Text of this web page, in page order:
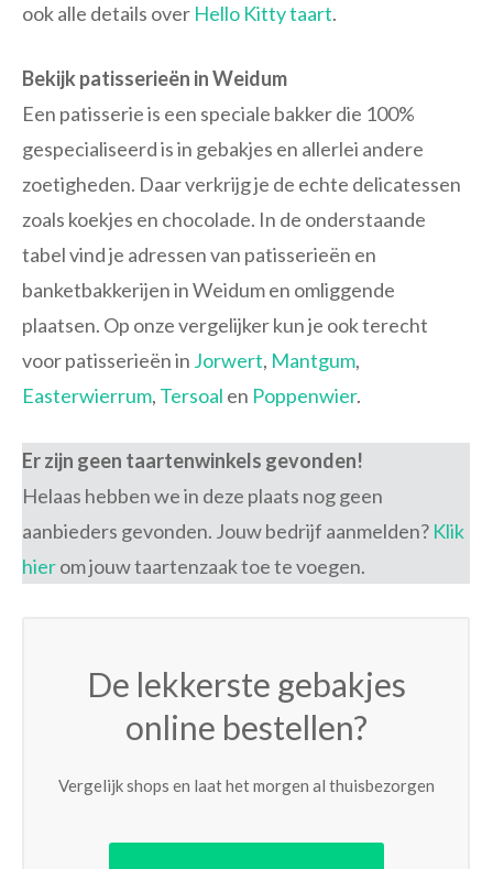
ook alle details over Hello Kitty taart.
Bekijk patisserieën in Weidum
Een patisserie is een speciale bakker die 100%
gespecialiseerd is in gebakjes en allerlei andere
zoetigheden. Daar verkrijg je de echte delicatessen
zoals koekjes en chocolade. In de onderstaande
tabel vind je adressen van patisserieën en
banketbakkerijen in Weidum en omliggende
plaatsen. Op onze vergelijker kun je ook terecht
voor patisserieën in Jorwert, Mantgum,
Easterwierrum, Tersoal en Poppenwier.
Er zijn geen taartenwinkels gevonden!
Helaas hebben we in deze plaats nog geen
aanbieders gevonden. Jouw bedrijf aanmelden? Klik
hierom jouw taartenzaak toe te voegen.
De lekkerste gebakjes
online bestellen?
Vergelijk shops en laat het morgen al thuisbezorgen